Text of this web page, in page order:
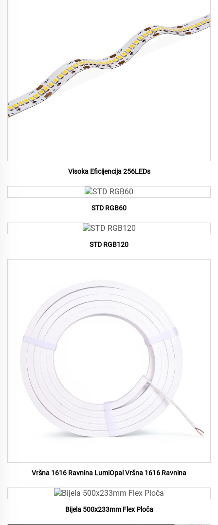
Visoka Eficijencija 256LEDs
STD RGB60
STD RGB120
Vršna 1616 Ravnina LumiOpal Vršna 1616 Ravnina
Bijela 500x233mm Flex Ploča